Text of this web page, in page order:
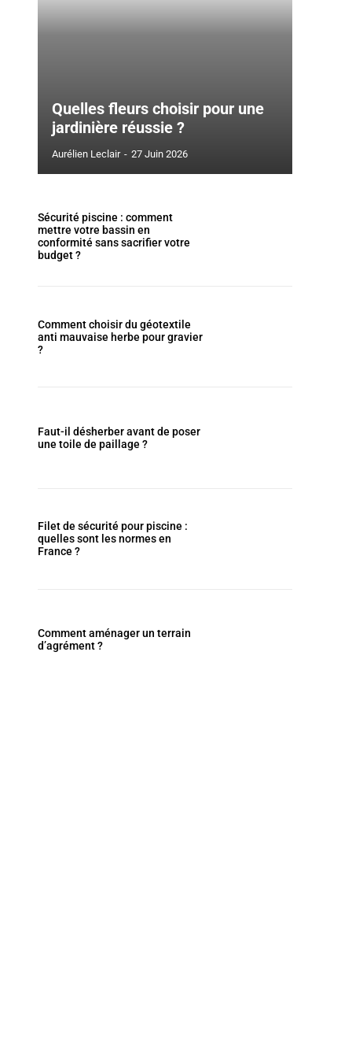
Quelles fleurs choisir pour une
jardinière réussie ?
Aurélien Leclair - 27 Juin 2026
Sécurité piscine : comment
mettre votre bassin en
conformité sans sacrifier votre
budget ?
Comment choisir du géotextile
anti mauvaise herbe pour gravier
?
Faut-il désherber avant de poser
une toile de paillage ?
Filet de sécurité pour piscine :
quelles sont les normes en
France ?
Comment aménager un terrain
d’agrément ?